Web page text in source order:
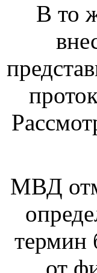
В то
МВД
термин